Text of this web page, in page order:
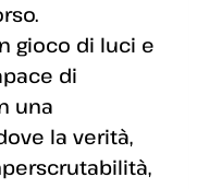
gioco di luci e
di
una
la verità,